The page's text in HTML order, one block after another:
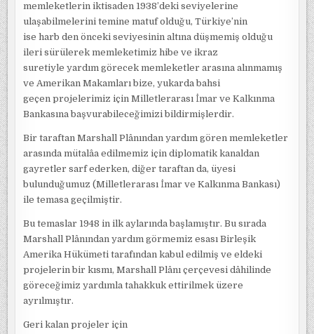
memleketlerin iktisaden 1938’deki seviyelerine
ulaşabilmelerini temine matuf olduğu, Türkiye’nin
ise harb den önceki seviyesinin altına düşmemiş olduğu
ileri sürülerek memleketimiz hibe ve ikraz
suretiyle yardım görecek memleketler arasına alınmamış
ve Amerikan Makamları bize, yukarda bahsi
geçen projelerimiz için Milletlerarası İmar ve Kalkınma
Bankasına başvurabileceğimizi bildirmişlerdir.
Bir taraftan Marshall Plânından yardım gören memleketler
arasında mütalâa edilmemiz için diplomatik kanaldan
gayretler sarf ederken, diğer taraftan da, üyesi
bulunduğumuz (Milletlerarası İmar ve Kalkınma Bankası)
ile temasa geçilmiştir.
Bu temaslar 1948 in ilk aylarında başlamıştır. Bu sırada
Marshall Plânından yardım görmemiz esası Birleşik
Amerika Hükümeti tarafından kabul edilmiş ve eldeki
projelerin bir kısmı, Marshall Plânı çerçevesi dâhilinde
göreceğimiz yardımla tahakkuk ettirilmek üzere
ayrılmıştır.
Geri kalan projeler için